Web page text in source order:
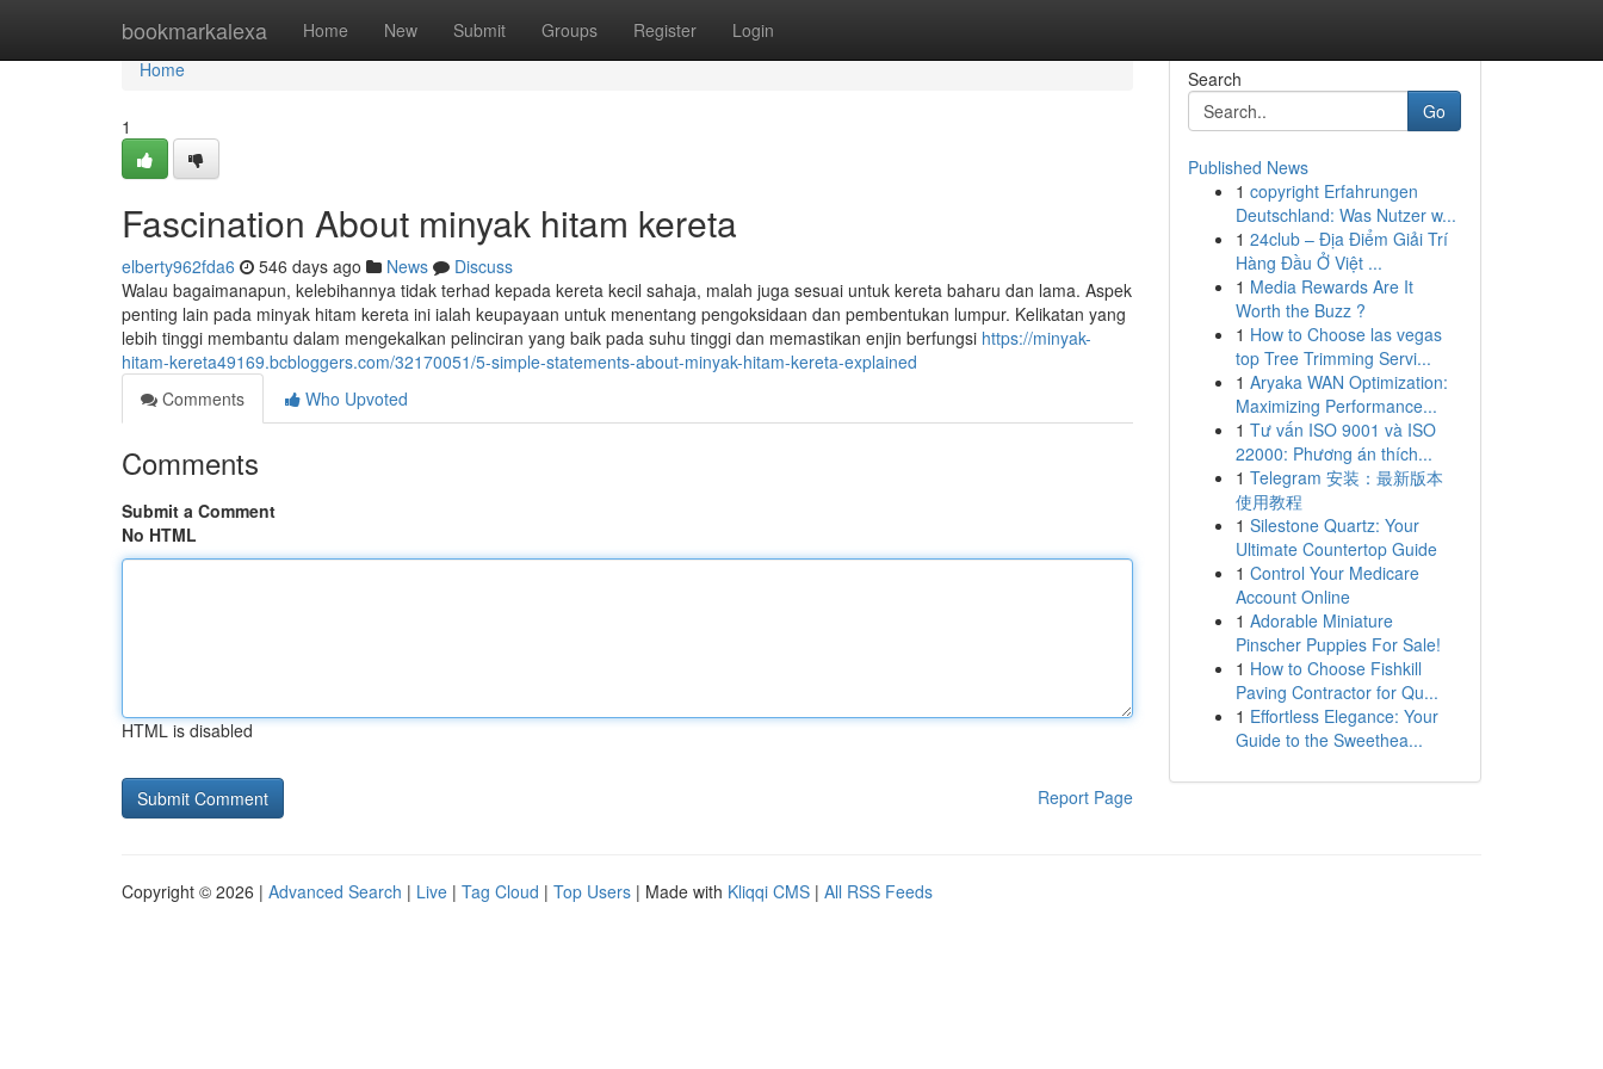
bookmarkalexa Home New Submit Groups Register Login
Home
Home
1
Fascination About minyak hitam kereta
elberty962fda6 546 days ago News
Discuss
Walau bagaimanapun, kelebihannya tidak terhad kepada kereta kecil sahaja, malah juga sesuai untuk kereta baharu dan lama. Aspek
penting lain pada minyak hitam kereta ini ialah keupayaan untuk menentang pengoksidaan dan pembentukan lumpur. Kelikatan yang
lebih tinggi membantu dalam mengekalkan pelinciran yang baik pada suhu tinggi dan memastikan enjin berfungsi https://minyak-
hitam-kereta49169.bcbloggers.com/32170051/5-simple-statements-about-minyak-hitam-kereta-explained
Comments
Who Upvoted
Comments
Submit a Comment
No HTML
HTML is disabled
Report Page
Search
Go
Published News
1 copyright Erfahrungen
Deutschland: Was Nutzer w...
1 24club – Địa Điểm Giải Trí
Hàng Đầu Ở Việt ...
1 Media Rewards Are It
Worth the Buzz ?
1 How to Choose las vegas
top Tree Trimming Servi...
1 Aryaka WAN Optimization:
Maximizing Performance...
1 Tư vấn ISO 9001 và ISO
22000: Phương án thích...
1 Telegram 安装：最新版本
使用教程
1 Silestone Quartz: Your
Ultimate Countertop Guide
1 Control Your Medicare
Account Online
1 Adorable Miniature
Pinscher Puppies For Sale!
1 How to Choose Fishkill
Paving Contractor for Qu...
1 Effortless Elegance: Your
Guide to the Sweethea...
Copyright © 2026 | Advanced Search | Live | Tag Cloud | Top Users | Made with Kliqqi CMS | All RSS Feeds